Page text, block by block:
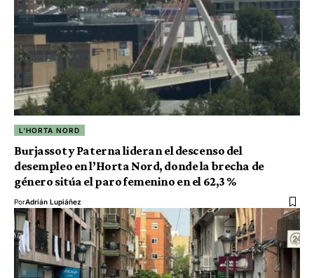
L'HORTA NORD
Burjassot y Paterna lideran el descenso del
desempleo en l’Horta Nord, donde la brecha de
género sitúa el paro femenino en el 62,3 %
PorAdrián Lupiáñez